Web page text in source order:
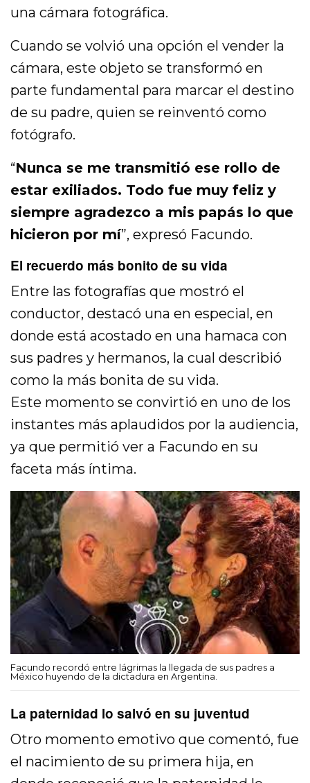
una cámara fotográfica.
Cuando se volvió una opción el vender la
cámara, este objeto se transformó en
parte fundamental para marcar el destino
de su padre, quien se reinventó como
fotógrafo.
“Nunca se me transmitió ese rollo de
estar exiliados. Todo fue muy feliz y
siempre agradezco a mis papás lo que
hicieron por mí”, expresó Facundo.
El recuerdo más bonito de su vida
Entre las fotografías que mostró el
conductor, destacó una en especial, en
donde está acostado en una hamaca con
sus padres y hermanos, la cual describió
como la más bonita de su vida.
Este momento se convirtió en uno de los
instantes más aplaudidos por la audiencia,
ya que permitió ver a Facundo en su
faceta más íntima.
Facundo recordó entre lágrimas la llegada de sus padres a
México huyendo de la dictadura en Argentina.
La paternidad lo salvó en su juventud
Otro momento emotivo que comentó, fue
el nacimiento de su primera hija, en